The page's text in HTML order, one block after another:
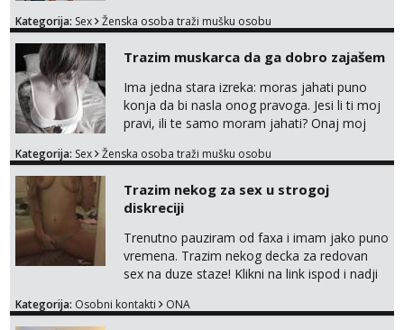
Kategorija: Sex Ženska osoba traži mušku osobu
Trazim muskarca da ga dobro zajašem
Ima jedna stara izreka: moras jahati puno
konja da bi nasla onog pravoga. Jesi li ti moj
pravi, ili te samo moram jahati? Onaj moj
na sexdater link i javi mi se tamo....
Kategorija: Sex Ženska osoba traži mušku osobu
Trazim nekog za sex u strogoj
diskreciji
Trenutno pauziram od faxa i imam jako puno
vremena. Trazim nekog decka za redovan
sex na duze staze! Klikni na link ispod i nadji
Kategorija: Osobni kontakti ONA